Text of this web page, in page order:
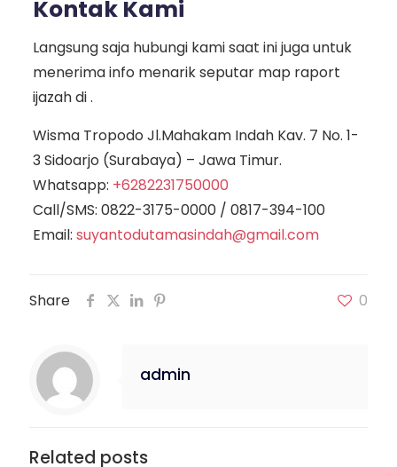
Kontak Kami
Langsung saja hubungi kami saat ini juga untuk
menerima info menarik seputar map raport
ijazah di .
Wisma Tropodo Jl.Mahakam Indah Kav. 7 No. 1-
3 Sidoarjo (Surabaya) – Jawa Timur.
Whatsapp: +6282231750000
Call/SMS: 0822-3175-0000/ 0817-394-100
Email: suyantodutamasindah@gmail.com
Share 0
admin
Related posts